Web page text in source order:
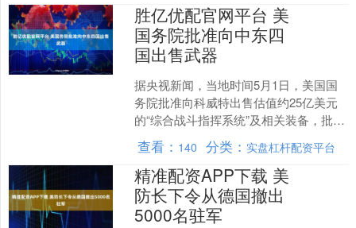
胜亿优配官网平台 美
国务院批准向中东四
国出售武器
据央视新闻，当地时间5月1日，美国国
务院批准向科威特出售估值约25亿美元
的“综合战斗指挥系统”及相关装备，批准
向以色列出售价值为9.924亿美元的“先进
精确杀伤....
查看： 140 分类： 实盘杠杆配资平台
精准配资APP下载 美
防长下令从德国撤出
5000名驻军